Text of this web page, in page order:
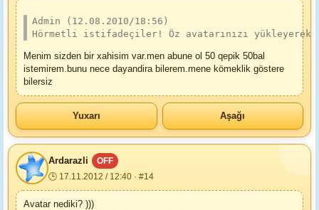
Admin (12.08.2010/18:56)
Hörmetli istifadeçiler! Öz avatarınızı yükleyerek
Menim sizden bir xahisim var.men abune ol 50 qepik 50bal
istemirem.bunu nece dayandira bilerem.mene kömeklik göstere
bilersiz
Yuxarı Aşağı
Ardarazli
OFF
🕒 17.11.2012 / 12:40 · #14
Avatar nediki? )))